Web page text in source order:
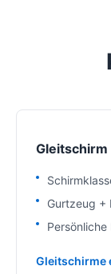
Gleitschirm
Gurtzeug +
Gleitschirme